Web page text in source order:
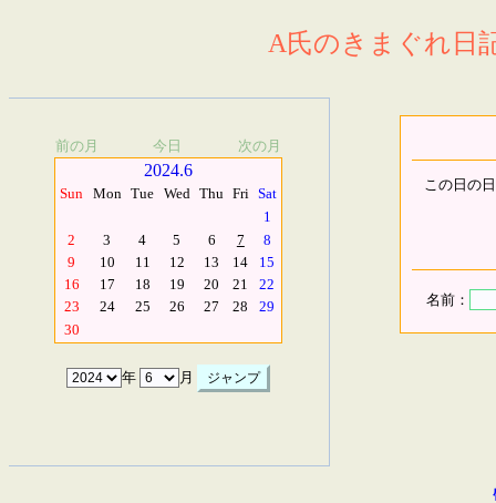
A氏のきまぐれ日
前の月 今日 次の月
2024.6
Sun Mon Tue Wed Thu Fri Sat
1
2
3 4 5 6 7
8
9
10 11 12 13 14
15
16
17 18 19 20 21
22
23
24 25 26 27 28
29
30
年 月
この日の
名前：